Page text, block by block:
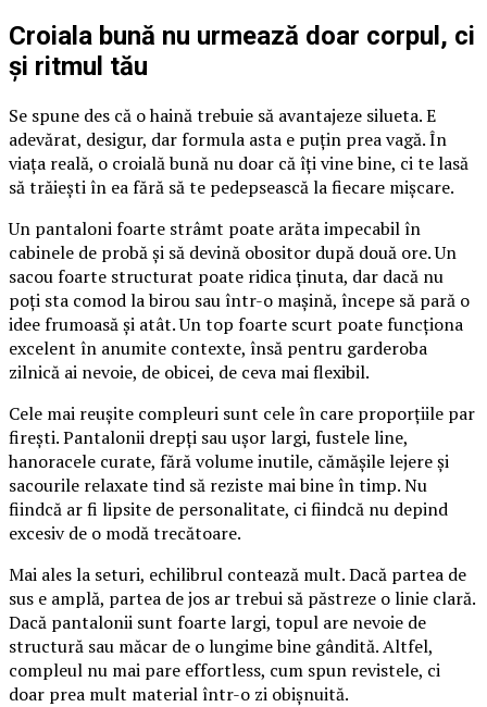
Croiala bună nu urmează doar corpul, ci
și ritmul tău
Se spune des că o haină trebuie să avantajeze silueta. E
adevărat, desigur, dar formula asta e puțin prea vagă. În
viața reală, o croială bună nu doar că îți vine bine, ci te lasă
să trăiești în ea fără să te pedepsească la fiecare mișcare.
Un pantaloni foarte strâmt poate arăta impecabil în
cabinele de probă și să devină obositor după două ore. Un
sacou foarte structurat poate ridica ținuta, dar dacă nu
poți sta comod la birou sau într-o mașină, începe să pară o
idee frumoasă și atât. Un top foarte scurt poate funcționa
excelent în anumite contexte, însă pentru garderoba
zilnică ai nevoie, de obicei, de ceva mai flexibil.
Cele mai reușite compleuri sunt cele în care proporțiile par
firești. Pantalonii drepți sau ușor largi, fustele line,
hanoracele curate, fără volume inutile, cămășile lejere și
sacourile relaxate tind să reziste mai bine în timp. Nu
fiindcă ar fi lipsite de personalitate, ci fiindcă nu depind
excesiv de o modă trecătoare.
Mai ales la seturi, echilibrul contează mult. Dacă partea de
sus e amplă, partea de jos ar trebui să păstreze o linie clară.
Dacă pantalonii sunt foarte largi, topul are nevoie de
structură sau măcar de o lungime bine gândită. Altfel,
compleul nu mai pare effortless, cum spun revistele, ci
doar prea mult material într-o zi obișnuită.